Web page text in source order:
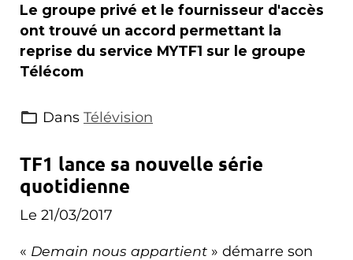
Le groupe privé et le fournisseur d'accès
ont trouvé un accord permettant la
reprise du service MYTF1 sur le groupe
Télécom
Dans Télévision
TF1 lance sa nouvelle série
quotidienne
Le 21/03/2017
« Demain nous appartient » démarre son